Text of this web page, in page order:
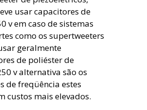
usar capacitores de
v em caso de sistemas
como os supertweeters
geralmente
de poliéster de
v alternativa são os
de freqüência estes
custos mais elevados.